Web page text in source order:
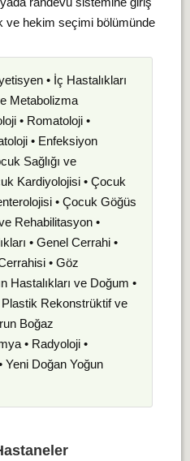
ve hekim seçimi bölümünde
• İç Hastalıkları
Metabolizma
• Romatoloji •
• Enfeksiyon
Sağlığı ve
Kardiyolojisi • Çocuk
• Çocuk Göğüs
Rehabilitasyon •
• Genel Cerrahi •
• Göz
Hastalıkları ve Doğum •
Rekonstrüktif ve
Boğaz
• Radyoloji •
Yeni Doğan Yoğun